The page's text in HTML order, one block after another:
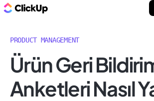
PRODUCT MANAGEMENT
Ürün Geri
Anketleri Nasıl